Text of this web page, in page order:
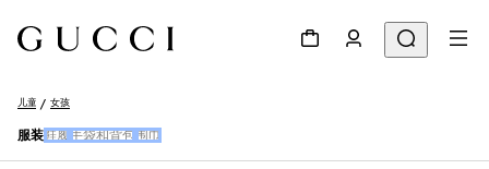
儿童 女孩
服装 鞋履 手袋和背包 围巾